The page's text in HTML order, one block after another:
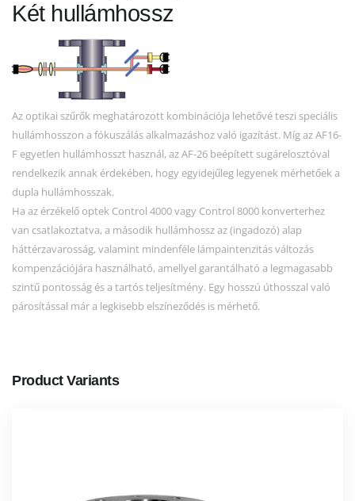
Két hullámhossz
Az optikai szűrők meghatározott kombinációja lehetővé teszi speciális
hullámhosszon a fókuszálás alkalmazáshoz való igazítást. Míg az AF16-
F egyetlen hullámhosszt használ, az AF-26 beépített sugárelosztóval
rendelkezik annak érdekében, hogy egyidejűleg legyenek mérhetőek a
dupla hullámhosszak.
Ha az érzékelő optek Control 4000 vagy Control 8000 konverterhez
van csatlakoztatva, a második hullámhossz az (ingadozó) alap
háttérzavarosság, valamint mindenféle lámpaintenzitás változás
kompenzációjára használható, amellyel garantálható a legmagasabb
szintű pontosság és a tartós teljesítmény. Egy hosszú úthosszal való
párosítással már a legkisebb elszíneződés is mérhető.
Product Variants